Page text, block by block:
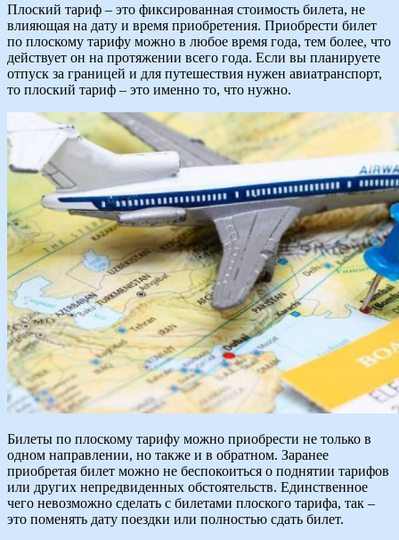
Плоский тариф – это фиксированная стоимость билета, не
влияющая на дату и время приобретения. Приобрести билет
по плоскому тарифу можно в любое время года, тем более, что
действует он на протяжении всего года. Если вы планируете
отпуск за границей и для путешествия нужен авиатранспорт,
то плоский тариф – это именно то, что нужно.
Билеты по плоскому тарифу можно приобрести не только в
одном направлении, но также и в обратном. Заранее
приобретая билет можно не беспокоиться о поднятии тарифов
или других непредвиденных обстоятельств. Единственное
чего невозможно сделать с билетами плоского тарифа, так –
это поменять дату поездки или полностью сдать билет.